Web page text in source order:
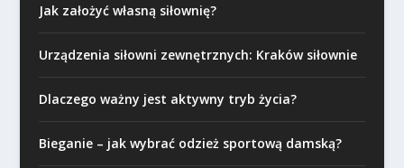
Jak założyć własną siłownię?
Urządzenia siłowni zewnętrznych: Kraków siłownie
Dlaczego ważny jest aktywny tryb życia?
Bieganie – jak wybrać odzież sportową damską?